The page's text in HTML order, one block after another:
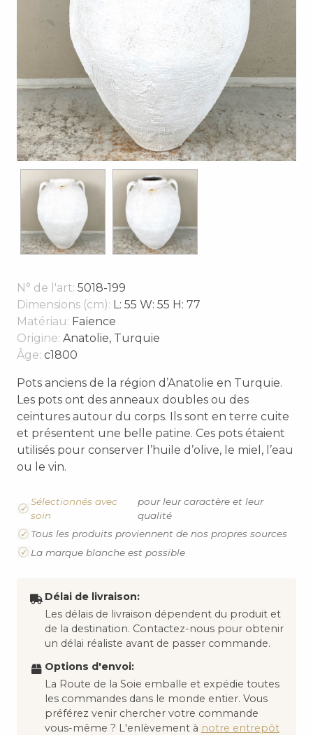
N° de l'art: 5018-199
Dimensions (cm): L: 55 W: 55 H: 77
Matériau: Faïence
Origine: Anatolie, Turquie
Âge: c1800
Pots anciens de la région d’Anatolie en Turquie.
Les pots ont des anneaux doubles ou des
ceintures autour du corps. Ils sont en terre cuite
et présentent une belle patine. Ces pots étaient
utilisés pour conserver l’huile d’olive, le miel, l’eau
ou le vin.
Sélectionnés avec
soin
pour leur caractère et leur
qualité
Tous les produits proviennent de nos propres sources
La marque blanche est possible
Délai de livraison:
Les délais de livraison dépendent du produit et
de la destination. Contactez-nous pour obtenir
un délai réaliste avant de passer commande.
Options d'envoi:
La Route de la Soie emballe et expédie toutes
les commandes dans le monde entier. Vous
préférez venir chercher votre commande
vous-même ? L'enlèvement à notre entrepôt